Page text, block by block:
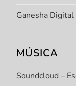
Ganesha Digital
MÚSICA
Soundcloud –